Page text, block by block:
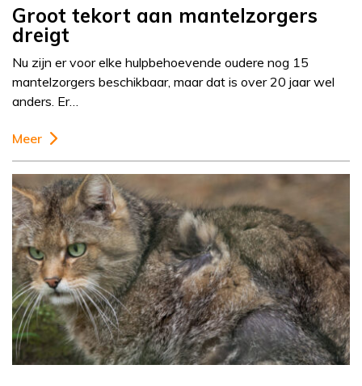
Groot tekort aan mantelzorgers
dreigt
Nu zijn er voor elke hulpbehoevende oudere nog 15
mantelzorgers beschikbaar, maar dat is over 20 jaar wel
anders. Er…
Meer